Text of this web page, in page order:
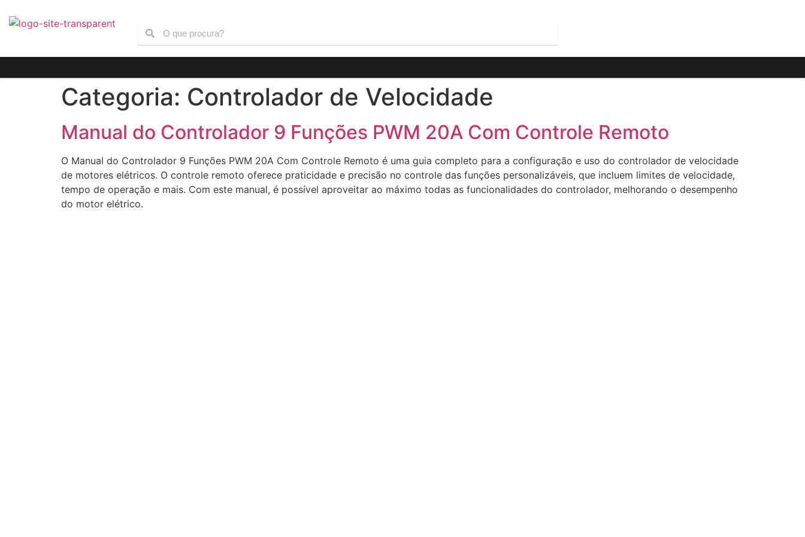
Categoria: Controlador de Velocidade
Manual do Controlador 9 Funções PWM 20A Com Controle Remoto
O Manual do Controlador 9 Funções PWM 20A Com Controle Remoto é uma guia completo para a configuração e uso do controlador de velocidade
de motores elétricos. O controle remoto oferece praticidade e precisão no controle das funções personalizáveis, que incluem limites de velocidade,
tempo de operação e mais. Com este manual, é possível aproveitar ao máximo todas as funcionalidades do controlador, melhorando o desempenho
do motor elétrico.